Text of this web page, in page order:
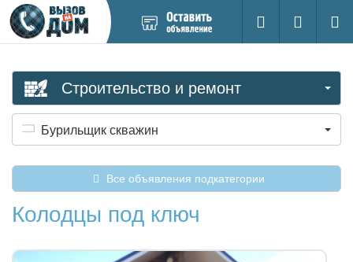
новое
Поиск
Вход на
Строительство и ремонт
Бурильщик скважин
Все объявления подкатегории
Колодцы под ключ